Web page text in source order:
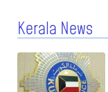
Kerala News